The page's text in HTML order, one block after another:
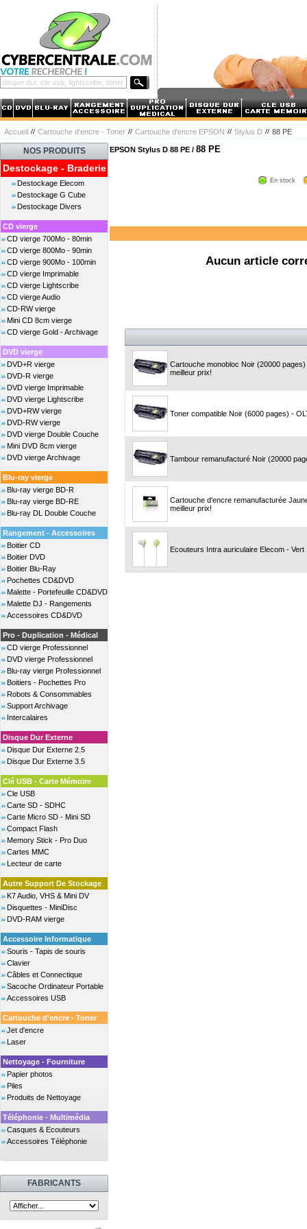
Accueil Cartouche d'encre - Toner Cartouche d'encre EPSON Stylus D 88 PE
NOS PRODUITS
Destockage - Braderie
Destockage Elecom
Destockage G Cube
Destockage Divers
CD vierge
CD vierge 700Mo - 80min
CD vierge 800Mo - 90min
CD vierge 900Mo - 100min
CD vierge Imprimable
CD vierge Lightscribe
CD vierge Audio
CD-RW vierge
Mini CD 8cm vierge
CD vierge Gold - Archivage
DVD vierge
DVD+R vierge
DVD-R vierge
DVD vierge Imprimable
DVD vierge Lightscribe
DVD+RW vierge
DVD-RW vierge
DVD vierge Double Couche
Mini DVD 8cm vierge
DVD vierge Archivage
Blu-ray vierge
Blu-ray vierge BD-R
Blu-ray vierge BD-RE
Blu-ray DL Double Couche
Rangement - Accessoires
Boitier CD
Boitier DVD
Boitier Blu-Ray
Pochettes CD&DVD
Malette - Portefeuille CD&DVD
Malette DJ - Rangements
Accessoires CD&DVD
Pro - Duplication - Médical
CD vierge Professionnel
DVD vierge Professionnel
Blu-ray vierge Professionnel
Boitiers - Pochettes Pro
Robots & Consommables
Support Archivage
Intercalaires
Disque Dur Externe
Disque Dur Externe 2.5
Disque Dur Externe 3.5
Clé USB - Carte Mémoire
Cle USB
Carte SD - SDHC
Carte Micro SD - Mini SD
Compact Flash
Memory Stick - Pro Duo
Cartes MMC
Lecteur de carte
Autre Support De Stockage
K7 Audio, VHS & Mini DV
Disquettes - MiniDisc
DVD-RAM vierge
Accessoire Informatique
Souris - Tapis de souris
Clavier
Câbles et Connectique
Sacoche Ordinateur Portable
Accessoires USB
Cartouche d'encre - Toner
Jet d'encre
Laser
Nettoyage - Fourniture
Papier photos
Piles
Produits de Nettoyage
Téléphonie - Multimédia
Casques & Ecouteurs
Accessoires Téléphonie
FABRICANTS
EPSON Stylus D 88 PE / 88 PE
En stock
Aucun article
Cartouche monobloc Noir (20000
meilleur prix!
Toner compatible Noir (6000 pages) -
Tambour remanufacturé Noir (20000
Cartouche d'encre remanufacturée
meilleur prix!
Ecouteurs Intra auriculaire Elecom - Vert